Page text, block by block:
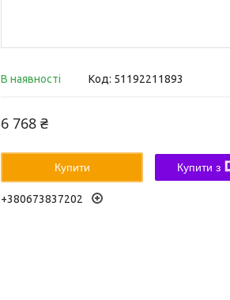
В наявності Код: 51192211893
6 768 ₴
Купити Купити з
+380673837202